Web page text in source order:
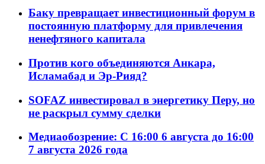
Баку превращает инвестиционный форум в
постоянную платформу для привлечения
ненефтяного капитала
Против кого объединяются Анкара,
Исламабад и Эр-Рияд?
SOFAZ инвестировал в энергетику Перу, но
не раскрыл сумму сделки
Медиаобозрение: С 16:00 6 августа до 16:00
7 августа 2026 года